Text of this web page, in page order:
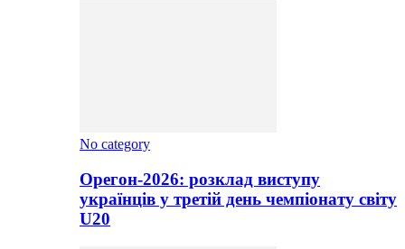
No category
Орегон-2026: розклад виступу
українців у третій день чемпіонату світу
U20